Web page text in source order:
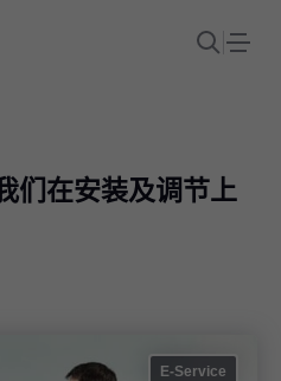
们在安装及调节上
E-Service